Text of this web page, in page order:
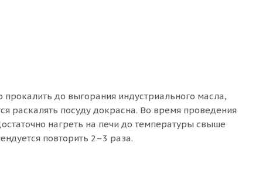
до выгорания индустриального масла,
раскалять посуду докрасна. Во время проведения
нагреть на печи до температуры свыше
повторить 2–3 раза.